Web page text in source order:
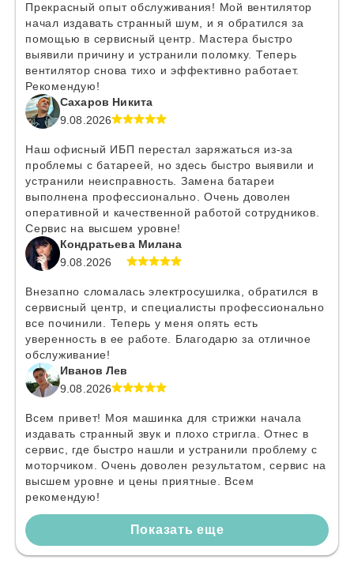
Прекрасный опыт обслуживания! Мой вентилятор
начал издавать странный шум, и я обратился за
помощью в сервисный центр. Мастера быстро
выявили причину и устранили поломку. Теперь
вентилятор снова тихо и эффективно работает.
Рекомендую!
Сахаров Никита
9.08.2026
Наш офисный ИБП перестал заряжаться из-за
проблемы с батареей, но здесь быстро выявили и
устранили неисправность. Замена батареи
выполнена профессионально. Очень доволен
оперативной и качественной работой сотрудников.
Сервис на высшем уровне!
Кондратьева Милана
9.08.2026
Внезапно сломалась электросушилка, обратился в
сервисный центр, и специалисты профессионально
все починили. Теперь у меня опять есть
уверенность в ее работе. Благодарю за отличное
обслуживание!
Иванов Лев
9.08.2026
Всем привет! Моя машинка для стрижки начала
издавать странный звук и плохо стригла. Отнес в
сервис, где быстро нашли и устранили проблему с
моторчиком. Очень доволен результатом, сервис на
высшем уровне и цены приятные. Всем
рекомендую!
Показать еще